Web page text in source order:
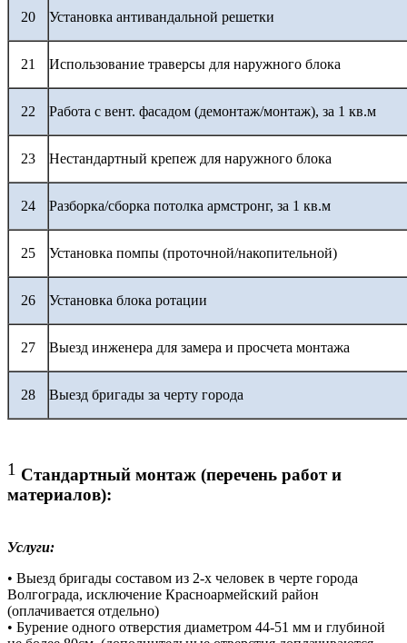
20 Установка антивандальной решетки
21 Использование траверсы для наружного блока
22 Работа с вент. фасадом (демонтаж/монтаж), за 1 кв.м
23 Нестандартный крепеж для наружного блока
24 Разборка/сборка потолка армстронг, за 1 кв.м
25 Установка помпы (проточной/накопительной)
26 Установка блока ротации
27 Выезд инженера для замера и просчета монтажа
28 Выезд бригады за черту города
1 Стандартный монтаж (перечень работ и
материалов):
Услуги:
• Выезд бригады составом из 2-х человек в черте города
Волгограда, исключение Красноармейский район
(оплачивается отдельно)
• Бурение одного отверстия диаметром 44-51 мм и глубиной